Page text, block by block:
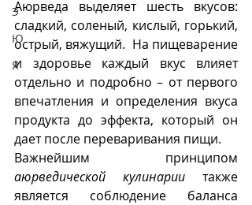
Э
Ю
Я
Аюрведа выделяет шесть вкусов:
сладкий, соленый, кислый, горький,
острый, вяжущий.  На пищеварение
и здоровье каждый вкус влияет
отдельно и подробно – от первого
впечатления и определения вкуса
продукта до эффекта, который он
дает после переваривания пищи.
аюрведической кулинарии также
является соблюдение баланса